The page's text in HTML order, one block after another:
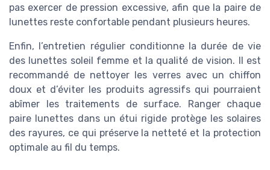
pas exercer de pression excessive, afin que la paire de
lunettes reste confortable pendant plusieurs heures.
Enfin, l’entretien régulier conditionne la durée de vie
des lunettes soleil femme et la qualité de vision. Il est
recommandé de nettoyer les verres avec un chiffon
doux et d’éviter les produits agressifs qui pourraient
abîmer les traitements de surface. Ranger chaque
paire lunettes dans un étui rigide protège les solaires
des rayures, ce qui préserve la netteté et la protection
optimale au fil du temps.